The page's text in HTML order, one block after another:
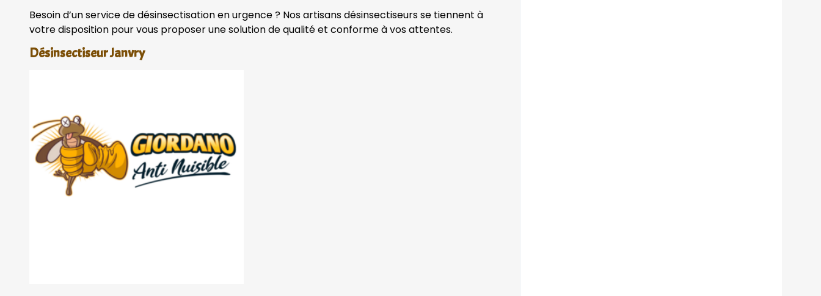
Besoin d’un service de désinsectisation en urgence ? Nos artisans désinsectiseurs se tiennent à
votre disposition pour vous proposer une solution de qualité et conforme à vos attentes.
Désinsectiseur Janvry